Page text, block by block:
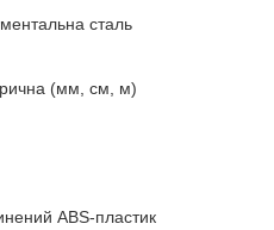
сталь
(мм, см, м)
ABS-пластик